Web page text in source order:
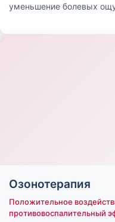
уменьшение болевых
Озонотерапия
Положительное
противовоспалительный